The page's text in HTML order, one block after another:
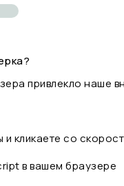
привлекло наше
и кликаете со
в вашем браузере